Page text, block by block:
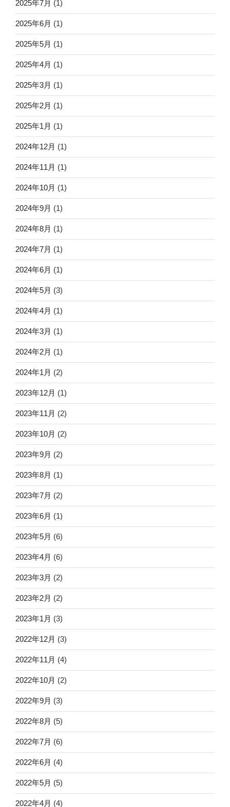
2025年7月 (1)
2025年6月 (1)
2025年5月 (1)
2025年4月 (1)
2025年3月 (1)
2025年2月 (1)
2025年1月 (1)
2024年12月 (1)
2024年11月 (1)
2024年10月 (1)
2024年9月 (1)
2024年8月 (1)
2024年7月 (1)
2024年6月 (1)
2024年5月 (3)
2024年4月 (1)
2024年3月 (1)
2024年2月 (1)
2024年1月 (2)
2023年12月 (1)
2023年11月 (2)
2023年10月 (2)
2023年9月 (2)
2023年8月 (1)
2023年7月 (2)
2023年6月 (1)
2023年5月 (6)
2023年4月 (6)
2023年3月 (2)
2023年2月 (2)
2023年1月 (3)
2022年12月 (3)
2022年11月 (4)
2022年10月 (2)
2022年9月 (3)
2022年8月 (5)
2022年7月 (6)
2022年6月 (4)
2022年5月 (5)
2022年4月 (4)